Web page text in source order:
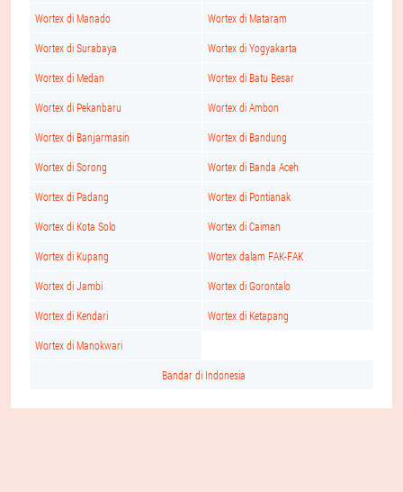
Wortex di Manado Wortex di Mataram
Wortex di Surabaya Wortex di Yogyakarta
Wortex di Medan Wortex di Batu Besar
Wortex di Pekanbaru Wortex di Ambon
Wortex di Banjarmasin Wortex di Bandung
Wortex di Sorong Wortex di Banda Aceh
Wortex di Padang Wortex di Pontianak
Wortex di Kota Solo Wortex di Caiman
Wortex di Kupang Wortex dalam FAK-FAK
Wortex di Jambi Wortex di Gorontalo
Wortex di Kendari Wortex di Ketapang
Wortex di Manokwari
Bandar di Indonesia